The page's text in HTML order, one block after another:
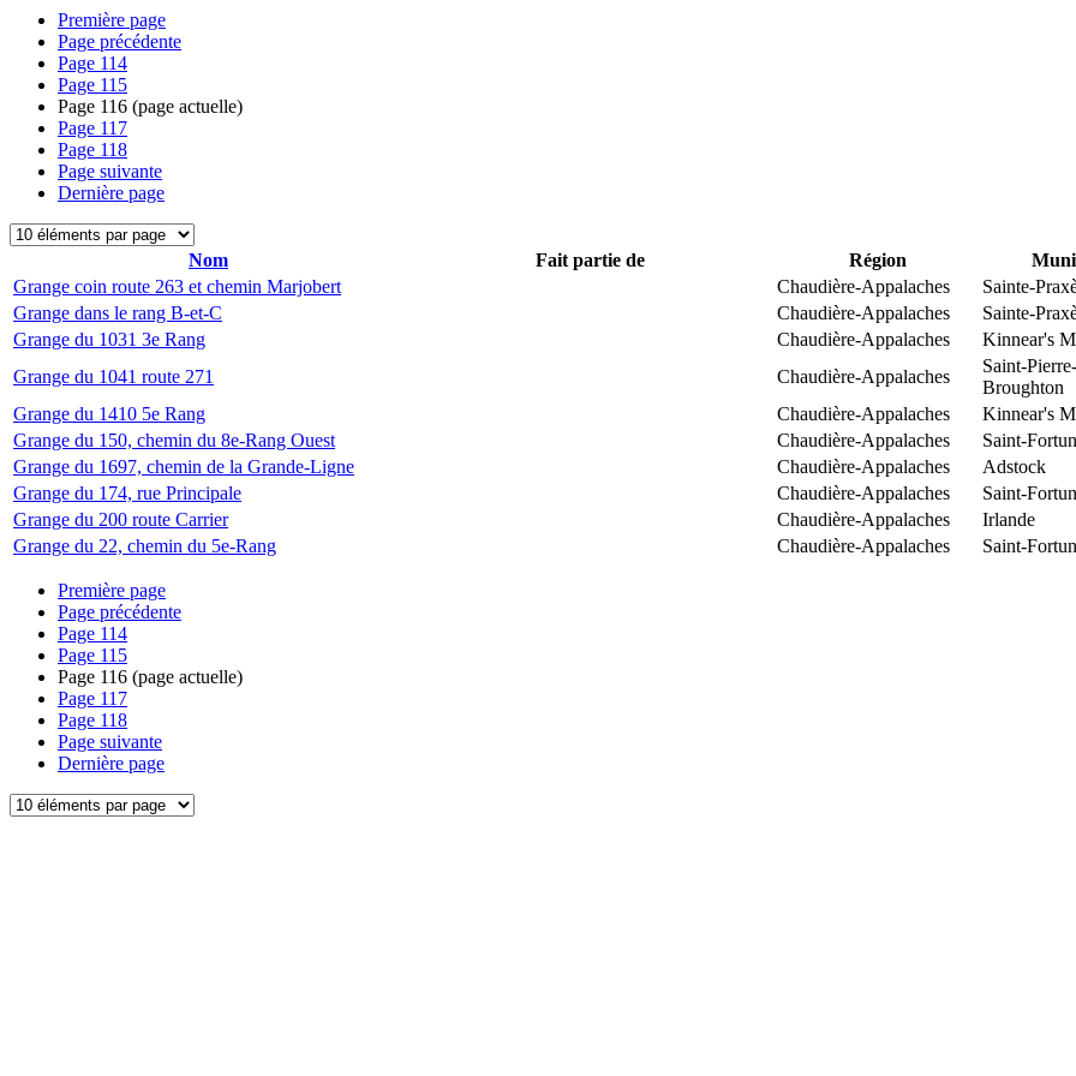
Première page
Page précédente
Page 114
Page 115
Page 116 (page actuelle)
Page 117
Page 118
Page suivante
Dernière page
Nom Fait partie de Région
Grange coin route 263 et chemin Marjobert
Chaudière-Appalaches
Sainte-
Grange dans le rang B-et-C
Chaudière-Appalaches
Sainte-
Grange du 1031 3e Rang
Chaudière-Appalaches
Kinnear's
Grange du 1041 route 271
Chaudière-Appalaches
Saint-
Broughton
Grange du 1410 5e Rang
Chaudière-Appalaches
Kinnear's
Grange du 150, chemin du 8e-Rang Ouest
Chaudière-Appalaches
Saint-
Grange du 1697, chemin de la Grande-Ligne
Chaudière-Appalaches
Adstock
Grange du 174, rue Principale
Chaudière-Appalaches
Saint-
Grange du 200 route Carrier
Chaudière-Appalaches
Irlande
Grange du 22, chemin du 5e-Rang
Chaudière-Appalaches Saint-
Première page
Page précédente
Page 114
Page 115
Page 116 (page actuelle)
Page 117
Page 118
Page suivante
Dernière page